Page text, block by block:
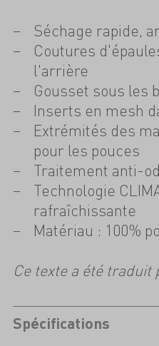
Séchage rapide,
Coutures
l'arrière
Gousset sous les
Inserts en mesh
Extrémités des
pour les pouces
Traitement anti-
Technologie
rafraîchissante
Matériau : 100%
Ce texte a été traduit
Spécifications